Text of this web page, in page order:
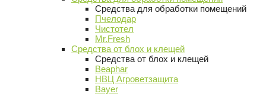
Средства для обработки помещений
Пчелодар
Чистотел
Mr.Fresh
Средства от блох и клещей
Средства от блох и клещей
Beaphar
НВЦ Агроветзащита
Bayer